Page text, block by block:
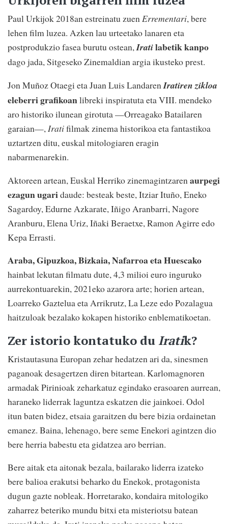
Paul Urkijok 2018an estreinatu zuenErrementari, bere
lehen film luzea. Azken lau urteetako lanaren eta
postprodukzio fasea burutu ostean,Iratilabetik kanpo
dago jada, Sitgeseko Zinemaldian argia ikusteko prest.
Jon Muñoz Otaegi eta Juan Luis LandarenIratiren zikloa
eleberri grafikoanlibreki inspiratuta eta VIII. mendeko
aro historiko ilunean girotuta —Orreagako Batailaren
garaian—,Iratifilmak zinema historikoa eta fantastikoa
uztartzen ditu, euskal mitologiaren eragin
nabarmenarekin.
Aktoreen artean, Euskal Herriko zinemagintzaren aurpegi
ezagun ugaridaude: besteak beste, Itziar Ituño, Eneko
Sagardoy, Edurne Azkarate, Iñigo Aranbarri, Nagore
Aranburu, Elena Uriz, Iñaki Beraetxe, Ramon Agirre edo
Kepa Errasti.
Araba, Gipuzkoa, Bizkaia, Nafarroa eta Huescako
hainbat lekutan filmatu dute, 4,3 milioi euro inguruko
aurrekontuarekin, 2021eko azarora arte; horien artean,
Loarreko Gaztelua eta Arrikrutz, La Leze edo Pozalagua
haitzuloak bezalako kokapen historiko enblematikoetan.
Zer istorio kontatuko duIratik?
Kristautasuna Europan zehar hedatzen ari da, sinesmen
paganoak desagertzen diren bitartean. Karlomagnoren
armadak Pirinioak zeharkatuz egindako erasoaren aurrean,
haraneko liderrak laguntza eskatzen die jainkoei. Odol
itun baten bidez, etsaia garaitzen du bere bizia ordainetan
emanez. Baina, lehenago, bere seme Enekori agintzen dio
bere herria babestu eta gidatzea aro berrian.
Bere aitak eta aitonak bezala, bailarako liderra izateko
bere balioa erakutsi beharko du Enekok, protagonista
dugun gazte nobleak. Horretarako, kondaira mitologiko
zaharrez beteriko mundu bitxi eta misteriotsu batean